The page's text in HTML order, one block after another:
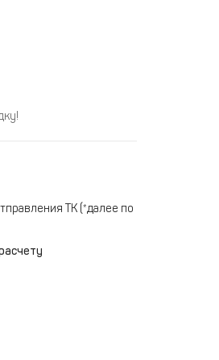
ТК (*далее по